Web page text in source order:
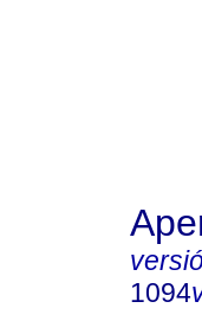
1094